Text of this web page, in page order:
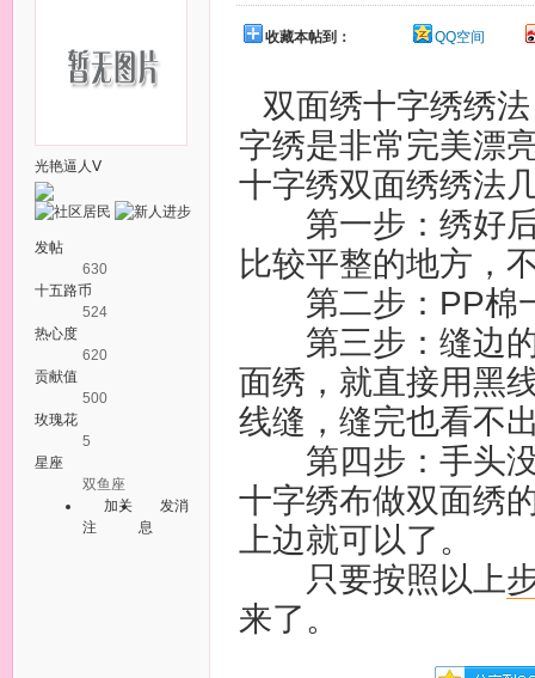
光艳逼人Ⅴ
发帖
630
十五路币
524
热心度
620
贡献值
500
玫瑰花
5
星座
双鱼座
加关
注
发消
息
收藏本帖到： QQ空间
双面绣十字绣绣法
字绣是非常完美漂
十字绣双面绣绣法
第一步：绣好后
比较平整的地方，
第二步：PP棉一
第三步：缝边的
面绣，就直接用黑
线缝，缝完也看不
第四步：手头没
十字绣布做双面绣
上边就可以了。
只要按照以上
来了。